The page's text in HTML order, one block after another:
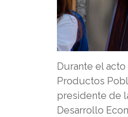
Durante el
Productos
presidente de
Desarrollo